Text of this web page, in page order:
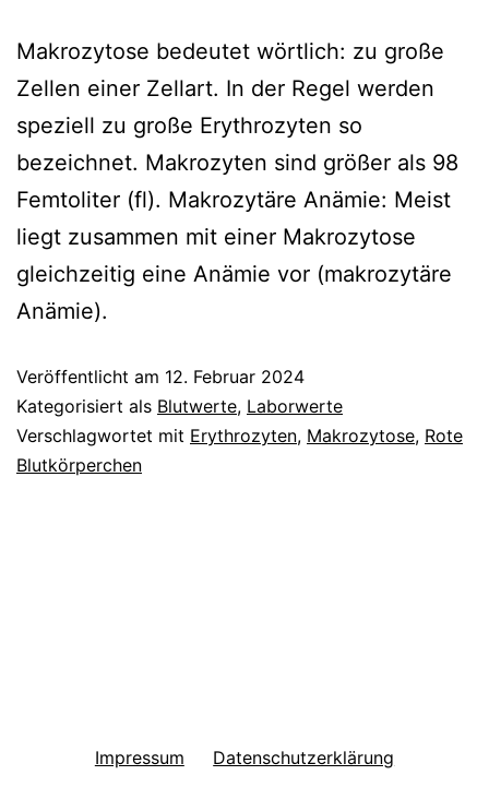
Makrozytose bedeutet wörtlich: zu große
Zellen einer Zellart. In der Regel werden
speziell zu große Erythrozyten so
bezeichnet. Makrozyten sind größer als 98
Femtoliter (fl). Makrozytäre Anämie: Meist
liegt zusammen mit einer Makrozytose
gleichzeitig eine Anämie vor (makrozytäre
Anämie).
Veröffentlicht am 12. Februar 2024
Kategorisiert als Blutwerte, Laborwerte
Verschlagwortet mit Erythrozyten, Makrozytose, Rote
Blutkörperchen
Impressum Datenschutzerklärung